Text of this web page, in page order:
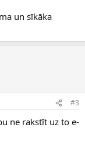
un sīkāka
#3
ne rakstīt uz to e-